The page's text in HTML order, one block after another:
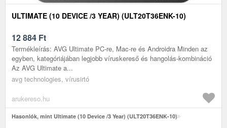
ULTIMATE (10 DEVICE /3 YEAR) (ULT20T36ENK-10)
12 884 Ft
Termékleírás: AVG Ultimate PC-re, Mac-re és Androidra Minden az
egyben, kategóriájában legjobb víruskereső és hangolás-kombináció
Az AVG Ultimate a...
avg technologies, vírusirtó
arukereso.hu
Hasonlók, mint Ultimate (10 Device /3 Year) (ULT20T36ENK-10)